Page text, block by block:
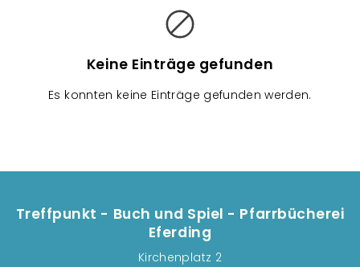
Keine Einträge gefunden
Es konnten keine Einträge gefunden werden.
Treffpunkt - Buch und Spiel - Pfarrbücherei
Eferding
Kirchenplatz 2